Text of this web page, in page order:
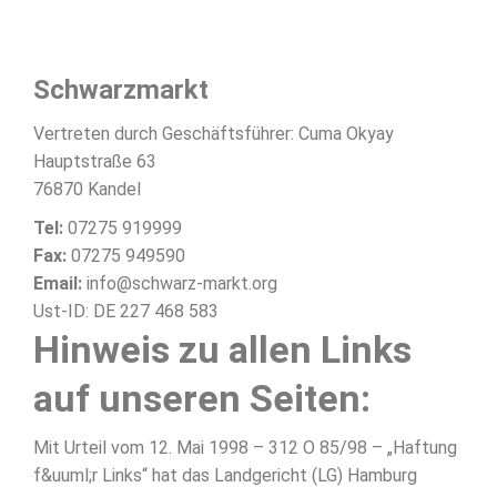
Schwarzmarkt
Vertreten durch Geschäftsführer: Cuma Okyay
Hauptstraße 63
76870 Kandel
Tel: 07275 919999
Fax: 07275 949590
Email: info@schwarz-markt.org
Ust-ID: DE 227 468 583
Hinweis zu allen Links
auf unseren Seiten:
Mit Urteil vom 12. Mai 1998 – 312 O 85/98 – „Haftung
f&uuml;r Links“ hat das Landgericht (LG) Hamburg